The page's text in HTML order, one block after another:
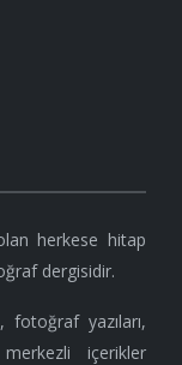
herkese hitap
dergisidir.
yazıları,
içerikler